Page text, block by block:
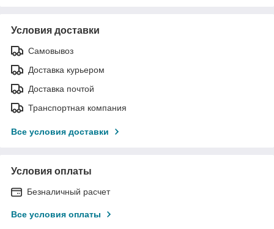
Условия доставки
Самовывоз
Доставка курьером
Доставка почтой
Транспортная компания
Все условия доставки
Условия оплаты
Безналичный расчет
Все условия оплаты